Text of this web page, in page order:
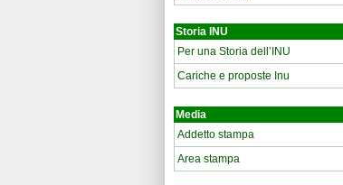
Storia INU
Per una Storia dell’INU
Cariche e proposte Inu
Media
Addetto stampa
Area stampa